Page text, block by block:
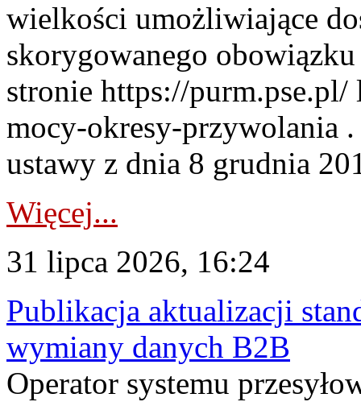
wielkości umożliwiające
skorygowanego
stronie https://
mocy-okresy-przywolania
ustawy z dnia 8 grudnia
Więcej...
31 lipca 2026, 16:24
Publikacja aktualizacji
wymiany danych B2B
Operator systemu